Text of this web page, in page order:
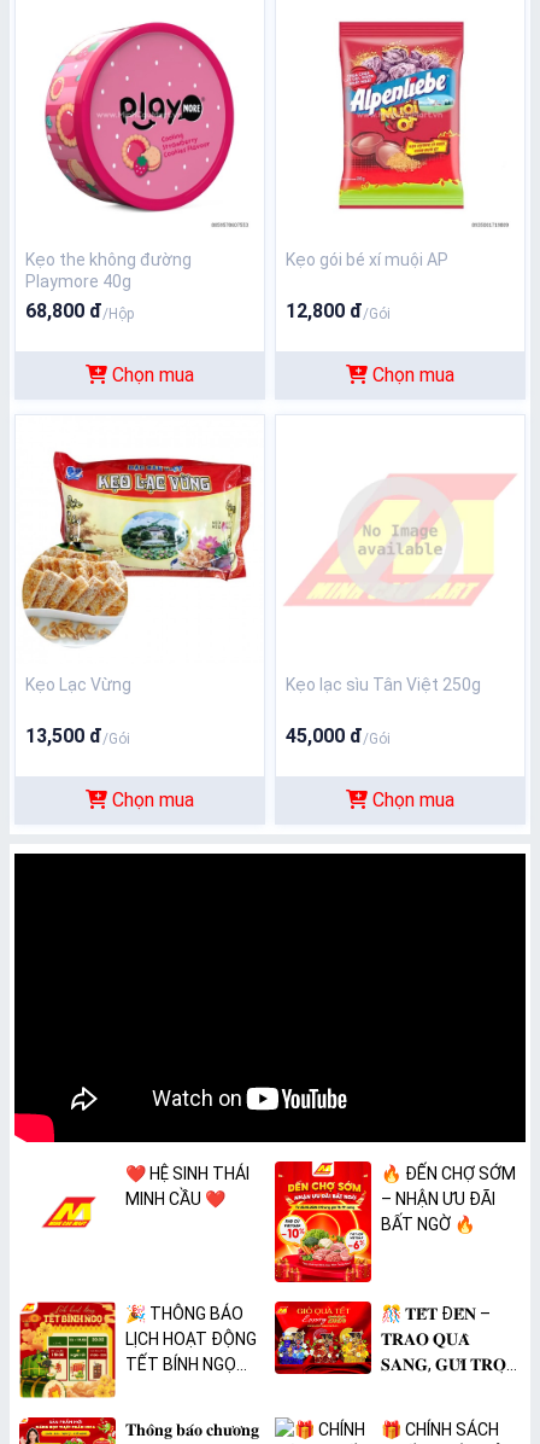
Kẹo the không đường
Playmore 40g
68,800 đ/Hộp
Chọn mua
Kẹo gói bé xí muội AP
12,800 đ/Gói
Chọn mua
Kẹo Lạc Vừng
13,500 đ/Gói
Chọn mua
Kẹo lạc sìu Tân Việt 250g
45,000 đ/Gói
Chọn mua
❤️ HỆ SINH THÁI
MINH CẦU ❤️
🔥 ĐẾN CHỢ SỚM
– NHẬN ƯU ĐÃI
BẤT NGỜ 🔥
🎉 THÔNG BÁO
LỊCH HOẠT ĐỘNG
TẾT BÍNH NGỌ
🎊 𝐓𝐄̂́𝐓 Đ𝐄̂́𝐍 –
𝐓𝐑𝐀𝐎 𝐐𝐔𝐀̀
𝐒𝐀𝐍𝐆, 𝐆𝐔̛̉𝐈 𝐓𝐑𝐎̣𝐍
𝐓𝐡𝐨̂𝐧𝐠 𝐛𝐚́𝐨 𝐜𝐡𝐮̛𝐨̛𝐧𝐠
🎁 CHÍNH SÁCH